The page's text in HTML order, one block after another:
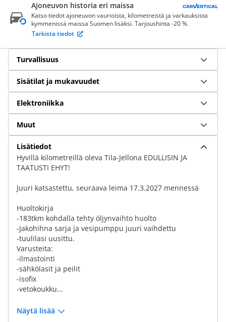
Ajoneuvon historia eri maissa
Katso tiedot ajoneuvon vaurioista, kilometreistä ja varkauksista
kymmenissä maissa Suomen lisäksi. Tarjoushinta -20 %.
Tarkista tiedot
Turvallisuus
Sisätilat ja mukavuudet
Elektroniikka
Muut
Lisätiedot
Hyvillä kilometreillä oleva Tila-Jellona EDULLISIN JA
TAATUSTI EHYT!
Juuri katsastettu, seuraava leima 17.3.2027 mennessä
Huoltokirja
-183tkm kohdalla tehty öljynvaihto huolto
-Jakohihna sarja ja vesipumppu juuri vaihdettu
-tuulilasi uusittu.
Varusteita:
-ilmastointi
-sähkölasit ja peilit
-isofix
-vetokoukku...
Näytä lisää